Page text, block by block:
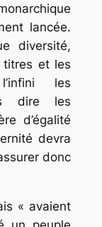
lancée.
diversité,
titres et les
les
dire les
d’égalité
devra
donc
« avaient